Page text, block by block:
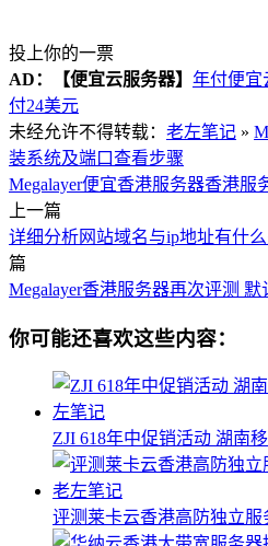
投上你的一票
AD：
【便宜云服务器】 年付便宜
付24美元
未经允许不得转载： 老左笔记 »
装系统及端口查看步骤
Megalayer便宜香港服务器香港服
上一篇
详细分析网站域名与ip地址有什
篇
Megalayer香港服务器再次评测
你可能还喜欢这些内容：
ZJI 618年中促销活动 湖南
评测莱卡云香港高防独立服